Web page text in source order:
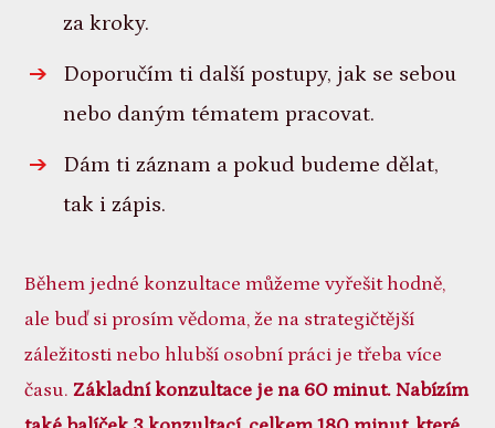
za kroky.
Doporučím ti další postupy, jak se sebou
nebo daným tématem pracovat.
Dám ti záznam a pokud budeme dělat,
tak i zápis.
Během jedné konzultace můžeme vyřešit hodně,
ale buď si prosím vědoma, že na strategičtější
záležitosti nebo hlubší osobní práci je třeba více
času.Základní konzultace je na 60 minut. Nabízím